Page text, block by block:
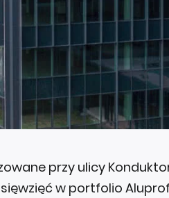
przy ulicy
w portfolio